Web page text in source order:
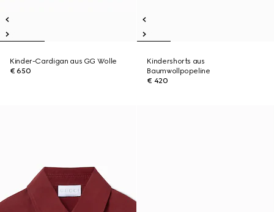
Kinder-Cardigan aus GG Wolle
€ 650
Kindershorts aus
Baumwollpopeline
€ 420